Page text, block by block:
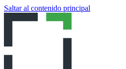
Saltar al contenido principal